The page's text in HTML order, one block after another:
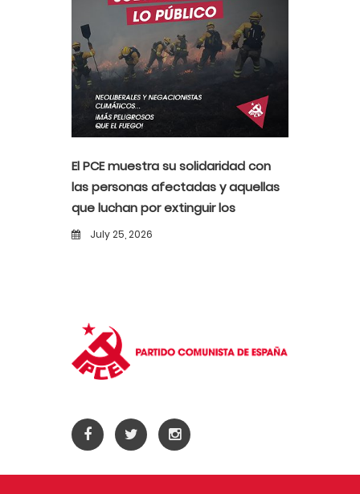
El PCE muestra su solidaridad con
las personas afectadas y aquellas
que luchan por extinguir los
incendios
July 25, 2026